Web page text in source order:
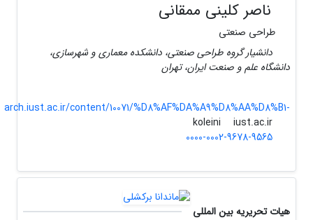
ناصر کلینی ممقانی
طراحی صنعتی
دانشیار گروه طراحی صنعتی، دانشکده معماری و شهرسازی،
دانشگاه علم و صنعت ایران، تهران
arch.iust.ac.ir/content/10071/%D8%AF%DA%A9%D8%AA%D8%B1-
koleini
iust.ac.ir
0000-0002-9678-9565
هیات تحریریه بین المللی